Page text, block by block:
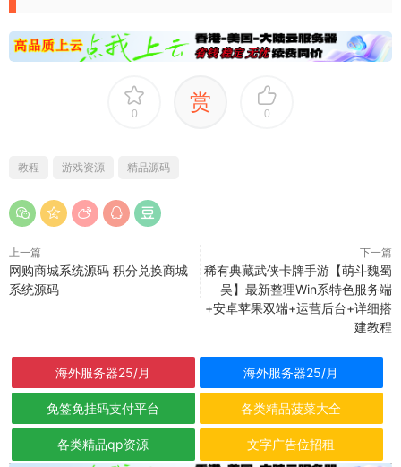
0 赏 0
教程 游戏资源 精品源码
上一篇
网购商城系统源码 积分兑换商城
系统源码
下一篇
稀有典藏武侠卡牌手游【萌斗魏蜀
吴】最新整理Win系特色服务端
+安卓苹果双端+运营后台+详细搭
建教程
海外服务器25/月 海外服务器25/月
免签免挂码支付平台 各类精品菠菜大全
各类精品qp资源 文字广告位招租